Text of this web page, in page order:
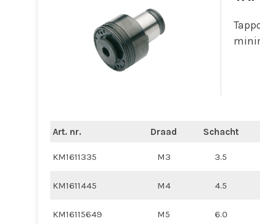
Art. nr. Draad Schacht
KM1611335 M3 3.5
KM1611445 M4 4.5
KM16115649 M5 6.0